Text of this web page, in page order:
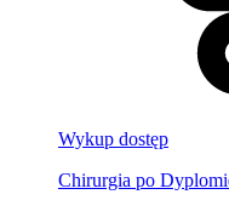
Wykup dostęp
Chirurgia po